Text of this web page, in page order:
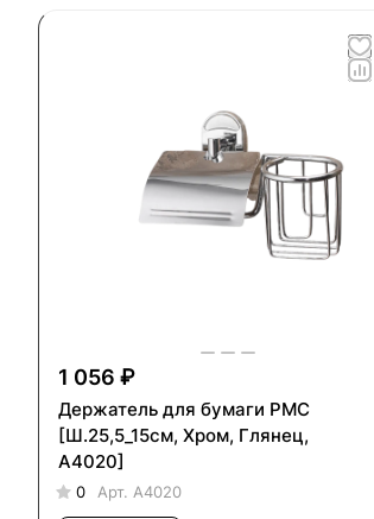
1 056 ₽
Держатель для бумаги PMC
[Ш.25,5_15см, Хром, Глянец,
А4020]
0 Арт. А4020